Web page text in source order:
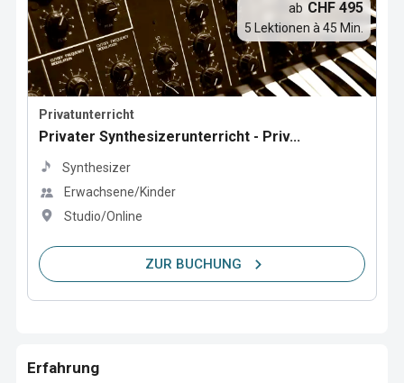
Privatunterricht
Privater Synthesizerunterricht - Priv...
Synthesizer
Erwachsene/Kinder
Studio/Online
ab CHF 495
5 Lektionen à 45 Min.
ZUR BUCHUNG
Erfahrung